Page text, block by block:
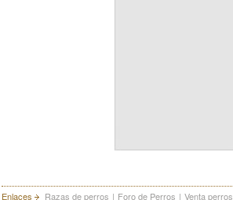
Enlaces Razas de perros | Foro de Perros | Venta perros